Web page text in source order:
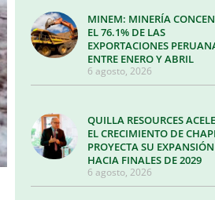
MINEM: MINERÍA
EL 76.1% DE LAS
EXPORTACIONES
ENTRE ENERO Y ABRIL
6 agosto, 2026
QUILLA RESOURCES
EL CRECIMIENTO DE
PROYECTA SU EXPANSIÓN
HACIA FINALES DE 2029
6 agosto, 2026